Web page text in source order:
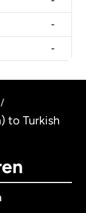
-
-
/
to Turkish